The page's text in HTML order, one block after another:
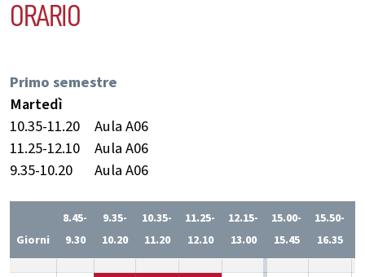
ORARIO
Primo semestre
Martedì
10.35-11.20
Aula A06
11.25-12.10
Aula A06
9.35-10.20
Aula A06
Giorni
8.45-
9.30
9.35-
10.20
10.35-
11.20
11.25-
12.10
12.15-
13.00
15.00-
15.45
15.50-
16.35